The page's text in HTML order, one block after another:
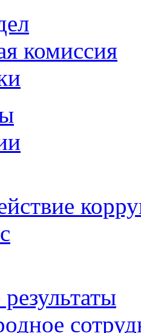
комиссия